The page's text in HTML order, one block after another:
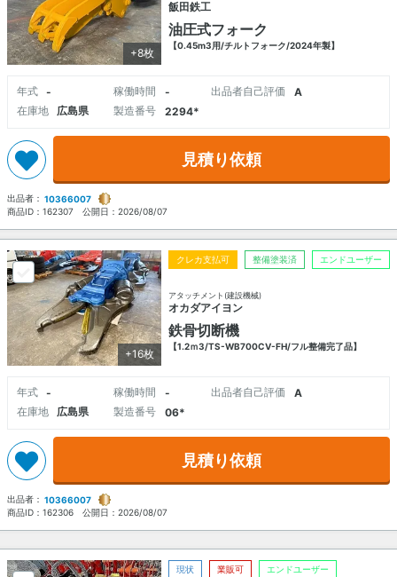
+8枚
飯田鉄工
油圧式フォーク
【0.45m3用/チルトフォーク/2024年製】
年式 - 稼働時間 - 出品者自己評価
A
在庫地
広島県 製造番号 2294*
見積り依頼
出品者： 10366007
商品ID： 162307 公開日： 2026/08/07
+16枚
クレカ支払可 整備塗装済 エンドユーザー
アタッチメント(建設機械)
オカダアイヨン
鉄骨切断機
【1.2ｍ3/TS-WB700CV-FH/フル整備完了品】
年式 - 稼働時間 - 出品者自己評価
A
在庫地
広島県 製造番号 06*
見積り依頼
出品者： 10366007
商品ID： 162306 公開日： 2026/08/07
現状 業販可 エンドユーザー